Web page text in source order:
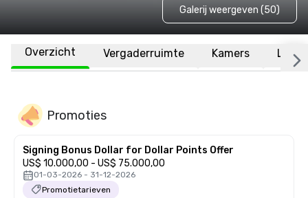
Galerij weergeven (50)
Overzicht Vergaderruimte Kamers
Promoties
Signing Bonus Dollar for Dollar Points Offer
US$ 10.000,00 - US$ 75.000,00
01-03-2026 - 31-12-2026
Promotietarieven